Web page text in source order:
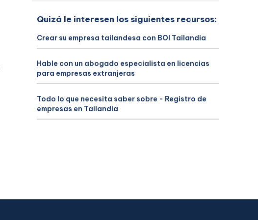
Quizá le interesen los siguientes recursos:
Crear su empresa tailandesa con BOI Tailandia
Hable con un abogado especialista en licencias
para empresas extranjeras
Todo lo que necesita saber sobre - Registro de
empresas en Tailandia